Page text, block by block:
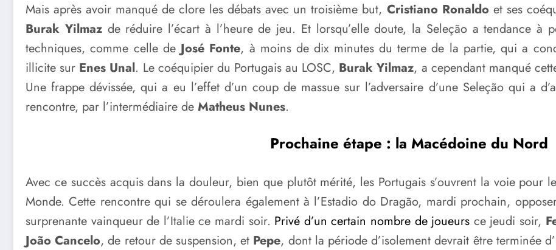
Mais après avoir manqué de clore les débats avec un troisième but, Cristiano Ronaldo et ses
Burak Yilmazde réduire l’écart à l’heure de jeu. Et lorsqu’elle doute, la Seleção a tendance à
techniques, comme celle deJosé Fonte, à moins de dix minutes du terme de la partie, qui a
illicite sur Enes Unal. Le coéquipier du Portugais au LOSC, Burak Yilmaz, a cependant manqué
Une frappe dévissée, qui a eu l’effet d’un coup de massue sur l’adversaire d’une Seleção qui a
rencontre, par l’intermédiaire de Matheus Nunes.
Prochaine étape : la Macédoine du Nord
Avec ce succès acquis dans la douleur, bien que plutôt mérité, les Portugais s’ouvrent la voie pour
Monde. Cette rencontre qui se déroulera également à l’Estadio do Dragão, mardi prochain,
surprenante vainqueur de l’Italie ce mardi soir. Privé d’un certain nombre de joueurs ce jeudi soir,
João Cancelo, de retour de suspension, et Pepe, dont la période d’isolement devrait être terminée